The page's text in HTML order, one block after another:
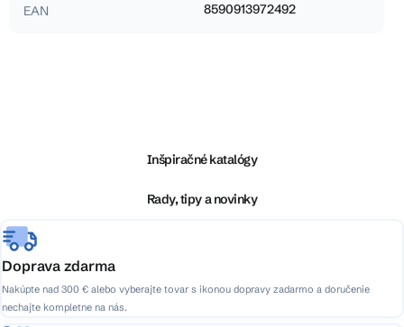
EAN
8590913972492
e
Inšpiračné katalógy
Rady, tipy a novinky
Doprava zdarma
Nakúpte nad 300 € alebo vyberajte tovar s ikonou dopravy zadarmo a doručenie
nechajte kompletne na nás.